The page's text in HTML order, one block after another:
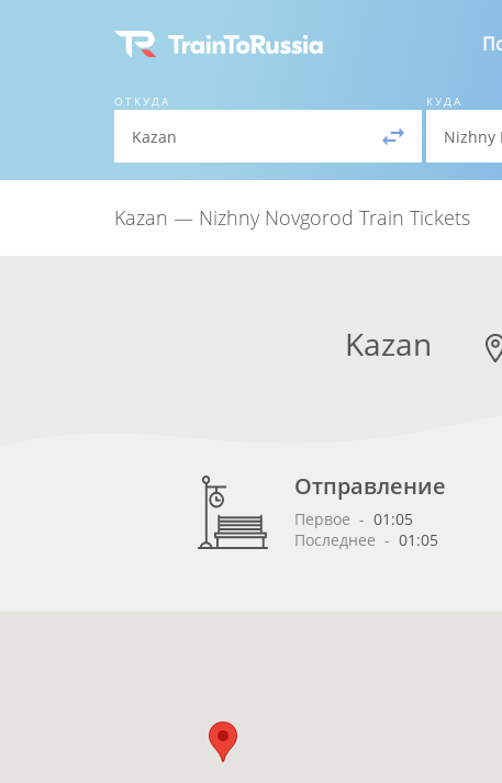
ОТКУДА КУДА
Kazan — Nizhny Novgorod Train Tickets
Kazan
Отправление
Первое - 01:05
Последнее - 01:05